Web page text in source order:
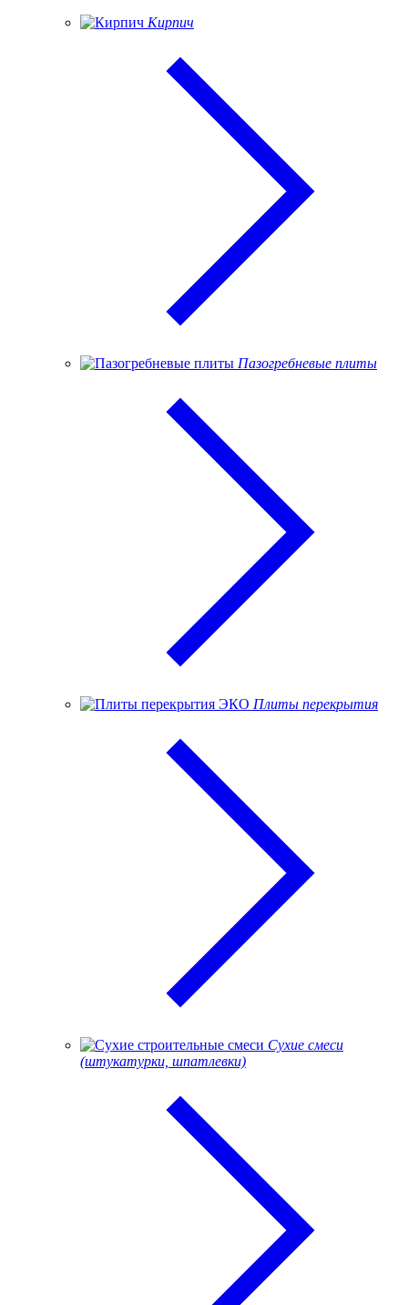
Кирпич
Пазогребневые плиты
Плиты перекрытия
Сухие смеси
(штукатурки, шпатлевки)